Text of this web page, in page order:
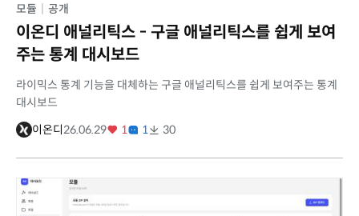
모듈 공개
이온디 애널리틱스 - 구글 애널리틱스를 쉽게 보여
주는 통계 대시보드
라이믹스 통계 기능을 대체하는 구글 애널리틱스를 쉽게 보여주는 통계
대시보드
이온디26.06.29 1 1 30